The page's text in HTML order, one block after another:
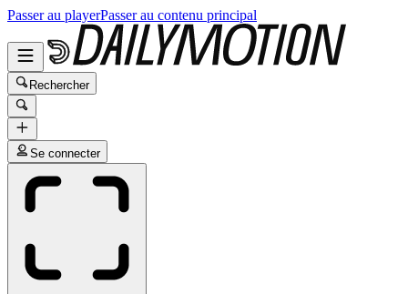
Passer au playerPasser au contenu principal
Rechercher
Se connecter